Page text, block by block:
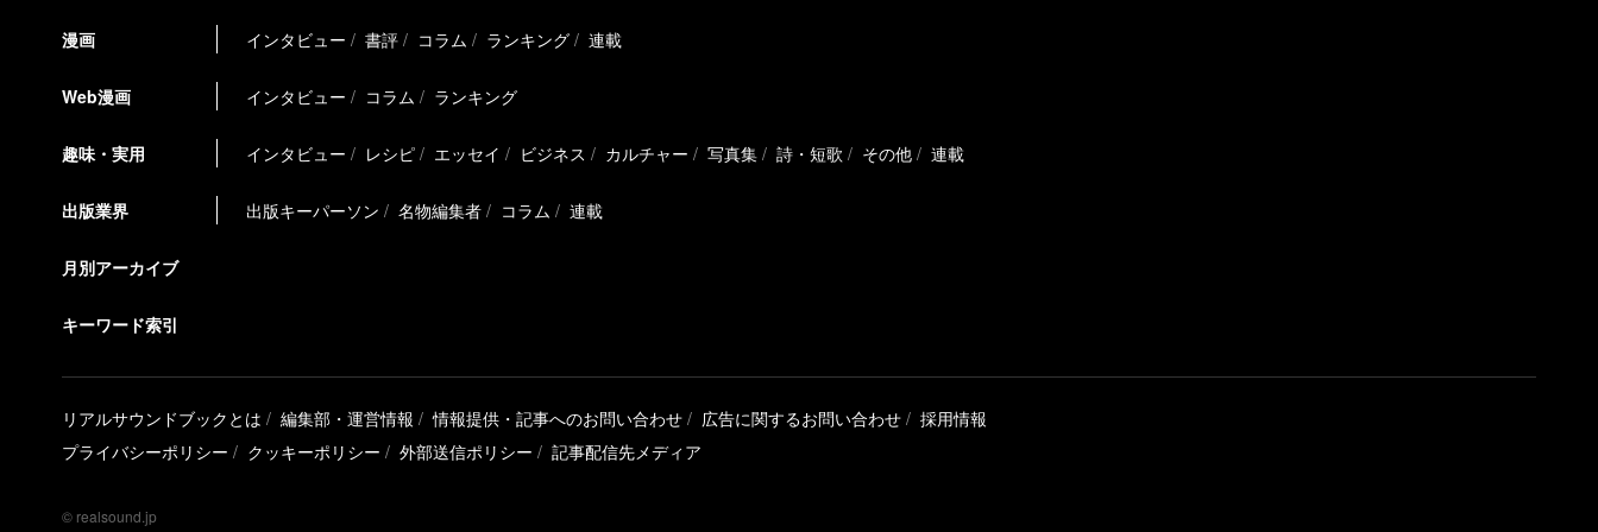
漫画 インタビュー 書評 コラム ランキング 連載
Web漫画 インタビュー コラム ランキング
趣味・実用 インタビュー レシピ エッセイ ビジネス カルチャー 写真集 詩・短歌 その他 連載
出版業界 出版キーパーソン 名物編集者 コラム 連載
月別アーカイブ
キーワード索引
リアルサウンドブックとは 編集部・運営情報 情報提供・記事へのお問い合わせ 広告に関するお問い合わせ
採用情報
プライバシーポリシー
クッキーポリシー 外部送信ポリシー 記事配信先メディア
© realsound.jp